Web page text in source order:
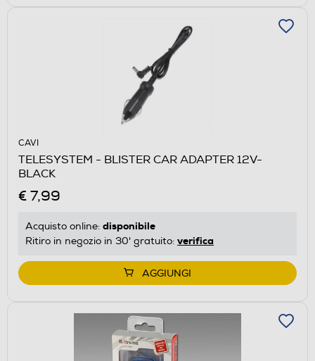
CAVI
TELESYSTEM - BLISTER CAR ADAPTER 12V-
BLACK
€ 7,99
Acquisto online: disponibile
Ritiro in negozio in 30' gratuito: verifica
AGGIUNGI